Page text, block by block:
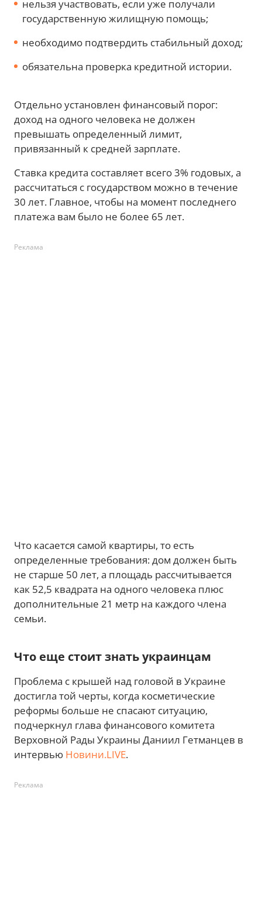
нельзя участвовать, если уже получали
государственную жилищную помощь;
необходимо подтвердить стабильный доход;
обязательна проверка кредитной истории.
Отдельно установлен финансовый порог:
доход на одного человека не должен
превышать определенный лимит,
привязанный к средней зарплате.
Ставка кредита составляет всего 3% годовых, а
рассчитаться с государством можно в течение
30 лет. Главное, чтобы на момент последнего
платежа вам было не более 65 лет.
Реклама
Что касается самой квартиры, то есть
определенные требования: дом должен быть
не старше 50 лет, а площадь рассчитывается
как 52,5 квадрата на одного человека плюс
дополнительные 21 метр на каждого члена
семьи.
Что еще стоит знать украинцам
Проблема с крышей над головой в Украине
достигла той черты, когда косметические
реформы больше не спасают ситуацию,
подчеркнул глава финансового комитета
Верховной Рады Украины Даниил Гетманцев в
интервью Новини.LIVE.
Реклама